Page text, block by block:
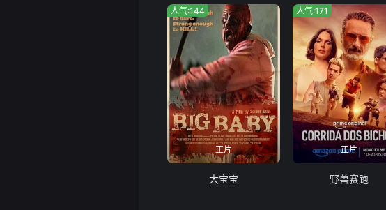
正片
人气:144
大宝宝
正片
人气:171
野兽赛跑